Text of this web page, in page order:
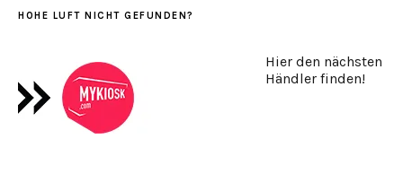
HOHE LUFT NICHT GEFUNDEN?
Hier den nächsten
Händler finden!